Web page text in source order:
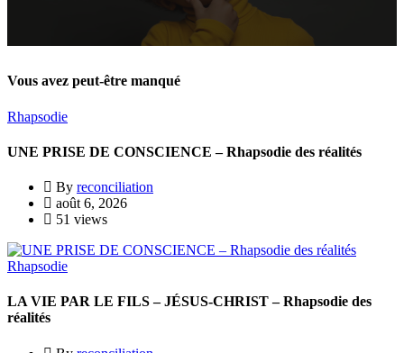
Vous avez peut-être manqué
Rhapsodie
UNE PRISE DE CONSCIENCE – Rhapsodie des réalités
By reconciliation
août 6, 2026
51 views
Rhapsodie
LA VIE PAR LE FILS – JÉSUS-CHRIST – Rhapsodie des
réalités